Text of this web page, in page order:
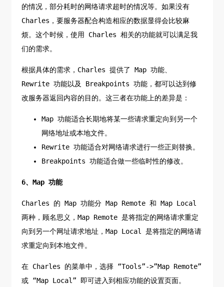
的情况，部分耗时的网络请求超时的情况等。如果没有
Charles，要服务器配合构造相应的数据显得会比较麻
烦。这个时候，使用 Charles 相关的功能就可以满足我
们的需求。
根据具体的需求，Charles 提供了 Map 功能、
Rewrite 功能以及 Breakpoints 功能，都可以达到修
改服务器返回内容的目的。这三者在功能上的差异是：
Map 功能适合长期地将某一些请求重定向到另一个
网络地址或本地文件。
Rewrite 功能适合对网络请求进行一些正则替换。
Breakpoints 功能适合做一些临时性的修改。
6、Map 功能
Charles 的 Map 功能分 Map Remote 和 Map Local
两种，顾名思义，Map Remote 是将指定的网络请求重定
向到另一个网址请求地址，Map Local 是将指定的网络请
求重定向到本地文件。
在 Charles 的菜单中，选择 “Tools”->”Map Remote”
或 “Map Local” 即可进入到相应功能的设置页面。